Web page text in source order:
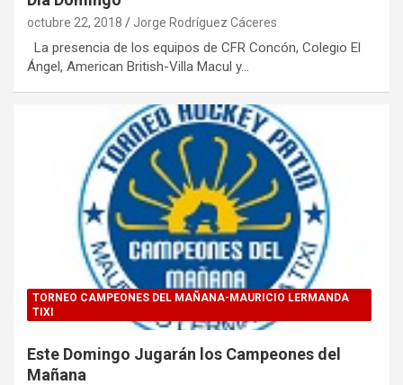
octubre 22, 2018 Jorge Rodríguez Cáceres
La presencia de los equipos de CFR Concón, Colegio El
Ángel, American British-Villa Macul y…
TORNEO CAMPEONES DEL MAÑANA-MAURICIO LERMANDA
TIXI
Este Domingo Jugarán los Campeones del
Mañana